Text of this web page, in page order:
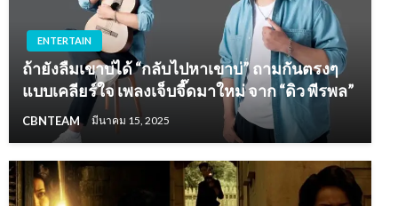
ENTERTAIN
ถ้ายังลืมเขาบ่ได้ “กลับไปหาเขาบ่” ถามกันตรงๆ
แบบเคลียร์ใจ เพลงเจ็บจี๊ดมาใหม่ จาก “ดิว พีรพล”
CBNTEAM มีนาคม 15, 2025